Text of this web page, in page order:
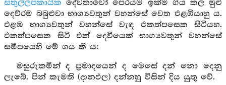
සතුල්ලපකායික දේවතාවෝ පෙරයම ඉක්ම ගිය කල මුළු
දෙව්රම බබුළුවා භාග්‍යවතුන් වහන්සේ වෙත එළඹියාහු ය.
එළඹ භාග්‍යවතුන් වහන්සේ වැඳ එකත්පසෙක සිටියහ.
එකත්පසෙක සිටි එක් දෙවියෙක් භාග්‍යවතුන් වහන්සේ
සමීපයෙහි මේ ගය කී ය:
මසුරුකමින් ද ප්‍රමාදයෙන් ද මෙසේ දන් නො දෙනු
ලැබේ. පින් කැමති (දානඵල) දන්නහු විසින් දිය යුතු වේ.